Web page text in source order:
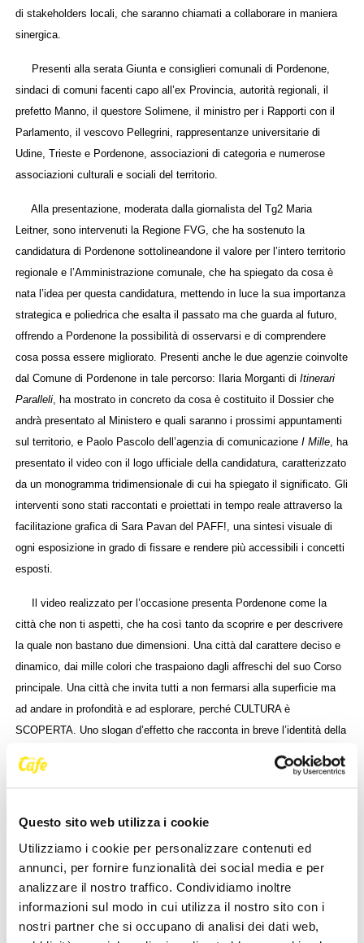
Questo sito web utilizza i cookie
Utilizziamo i cookie per personalizzare contenuti ed
annunci, per fornire funzionalità dei social media e per
analizzare il nostro traffico. Condividiamo inoltre
informazioni sul modo in cui utilizza il nostro sito con i
nostri partner che si occupano di analisi dei dati web,
di stakeholders locali, che saranno chiamati a collaborare in maniera
sinergica.
Presenti alla serata Giunta e consiglieri comunali di Pordenone,
sindaci di comuni facenti capo all’ex Provincia, autorità regionali, il
prefetto Manno, il questore Solimene, il ministro per i Rapporti con il
Parlamento, il vescovo Pellegrini, rappresentanze universitarie di
Udine, Trieste e Pordenone, associazioni di categoria e numerose
associazioni culturali e sociali del territorio.
Alla presentazione, moderata dalla giornalista del Tg2 Maria
Leitner, sono intervenuti la Regione FVG, che ha sostenuto la
candidatura di Pordenone sottolineandone il valore per l’intero territorio
regionale e l’Amministrazione comunale, che ha spiegato da cosa è
nata l’idea per questa candidatura, mettendo in luce la sua importanza
strategica e poliedrica che esalta il passato ma che guarda al futuro,
offrendo a Pordenone la possibilità di osservarsi e di comprendere
cosa possa essere migliorato. Presenti anche le due agenzie coinvolte
dal Comune di Pordenone in tale percorso: Ilaria Morganti diItinerari
Paralleli, ha mostrato in concreto da cosa è costituito il Dossier che
andrà presentato al Ministero e quali saranno i prossimi appuntamenti
sul territorio, e Paolo Pascolo dell’agenzia di comunicazioneI Mille, ha
presentato il video con il logo ufficiale della candidatura, caratterizzato
da un monogramma tridimensionale di cui ha spiegato il significato. Gli
interventi sono stati raccontati e proiettati in tempo reale attraverso la
facilitazione grafica di Sara Pavan del PAFF!, una sintesi visuale di
ogni esposizione in grado di fissare e rendere più accessibili i concetti
esposti.
Il video realizzato per l’occasione presenta Pordenone come la
città che non ti aspetti, che ha così tanto da scoprire e per descrivere
la quale non bastano due dimensioni. Una città dal carattere deciso e
dinamico, dai mille colori che traspaiono dagli affreschi del suo Corso
principale. Una città che invita tutti a non fermarsi alla superficie ma
ad andare in profondità e ad esplorare, perché CULTURA è
SCOPERTA. Uno slogan d’effetto che racconta in breve l’identità della
apertura, inclusività, tranquillità, dinamicità, maturità, impresa,
Anche IAL Fvg, con il suo Centro Turistico Alberghiero di Aviano,
scuola di formazione di alto livello, è stato presente alla serata. Le
classi seconde del Corso per cameriere di sala-bar e del Corso di
cucina, accompagnate dal maître Fabio Pezzella, dalla barlady
Annalisa Zuin e dalla chef Ambra De Caro, hanno predisposto un
rinfresco dal menù articolato a base di prodotti locali e di stagione.